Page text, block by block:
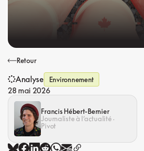
Retour
Analyse Environnement
28 mai 2026
Francis Hébert-Bernier
Journaliste à l’actualité ·
Pivot